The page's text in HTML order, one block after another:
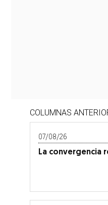
COLUMNAS
07/08/26
La convergencia